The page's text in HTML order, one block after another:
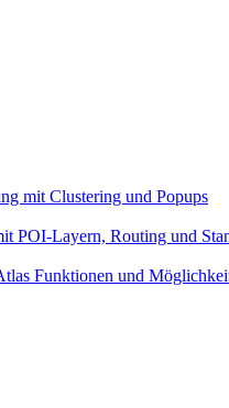
mit Clustering und Popups
POI-Layern, Routing und
Funktionen und